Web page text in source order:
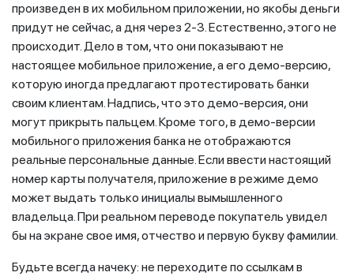
произведен в их мобильном приложении, но якобы деньги
придут не сейчас, а дня через 2-3. Естественно, этого не
происходит. Дело в том, что они показывают не
настоящее мобильное приложение, а его демо-версию,
которую иногда предлагают протестировать банки
своим клиентам. Надпись, что это демо-версия, они
могут прикрыть пальцем. Кроме того, в демо-версии
мобильного приложения банка не отображаются
реальные персональные данные. Если ввести настоящий
номер карты получателя, приложение в режиме демо
может выдать только инициалы вымышленного
владельца. При реальном переводе покупатель увидел
бы на экране свое имя, отчество и первую букву фамилии.
Будьте всегда начеку: не переходите по ссылкам в